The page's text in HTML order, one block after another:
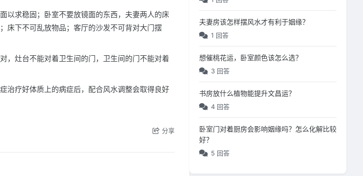
以求稳固；卧室不要放镜面的东西，夫妻两人的床
床下不可乱放物品；客厅的沙发不可背对大门摆
，灶台不能对着卫生间的门，卫生间的门不能对着
治疗好体质上的病症后，配合风水调整会取得良好
分享
夫妻房该怎样摆风水才有利于姻缘？
1 回答
想催桃花运，卧室颜色该怎么选？
3 回答
书房放什么植物能提升文昌运？
4 回答
卧室门对着厨房会影响姻缘吗？怎么化解比较
好？
5 回答